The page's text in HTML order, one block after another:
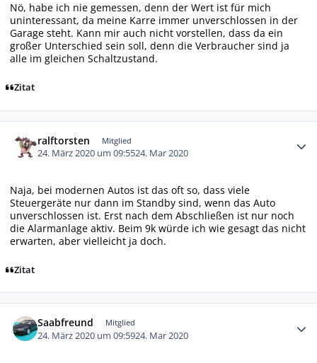
Nö, habe ich nie gemessen, denn der Wert ist für mich
uninteressant, da meine Karre immer unverschlossen in der
Garage steht. Kann mir auch nicht vorstellen, dass da ein
großer Unterschied sein soll, denn die Verbraucher sind ja
alle im gleichen Schaltzustand.
Zitat
ralftorsten Mitglied
24. März 2020 um 09:5524. Mar 2020
Naja, bei modernen Autos ist das oft so, dass viele
Steuergeräte nur dann im Standby sind, wenn das Auto
unverschlossen ist. Erst nach dem Abschließen ist nur noch
die Alarmanlage aktiv. Beim 9k würde ich wie gesagt das nicht
erwarten, aber vielleicht ja doch.
Zitat
Saabfreund Mitglied
24. März 2020 um 09:5924. Mar 2020